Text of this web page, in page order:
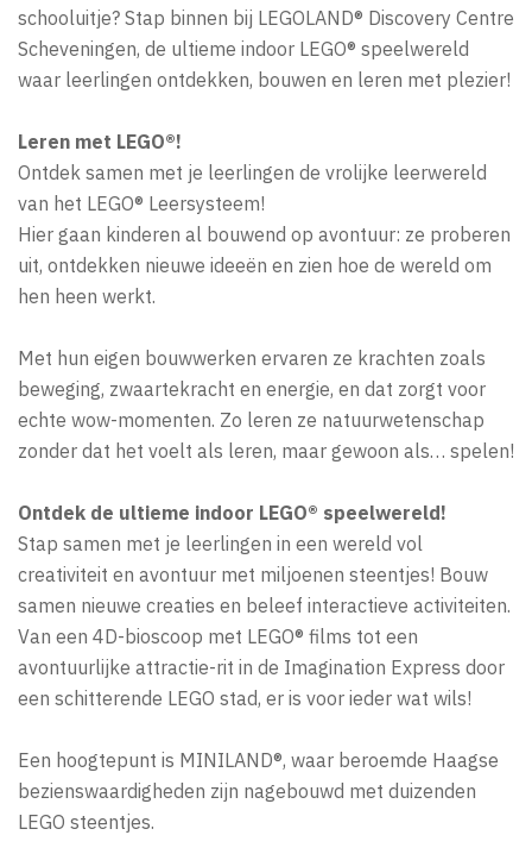
schooluitje? Stap binnen bij LEGOLAND® Discovery Centre
Scheveningen, de ultieme indoor LEGO® speelwereld
waar leerlingen ontdekken, bouwen en leren met plezier!
Leren met LEGO®!
Ontdek samen met je leerlingen de vrolijke leerwereld
van het LEGO® Leersysteem!
Hier gaan kinderen al bouwend op avontuur: ze proberen
uit, ontdekken nieuwe ideeën en zien hoe de wereld om
hen heen werkt.
Met hun eigen bouwwerken ervaren ze krachten zoals
beweging, zwaartekracht en energie, en dat zorgt voor
echte wow-momenten. Zo leren ze natuurwetenschap
zonder dat het voelt als leren, maar gewoon als… spelen!
Ontdek de ultieme indoor LEGO® speelwereld!
Stap samen met je leerlingen in een wereld vol
creativiteit en avontuur met miljoenen steentjes! Bouw
samen nieuwe creaties en beleef interactieve activiteiten.
Van een 4D-bioscoop met LEGO® films tot een
avontuurlijke attractie-rit in de Imagination Express door
een schitterende LEGO stad, er is voor ieder wat wils!
Een hoogtepunt is MINILAND®, waar beroemde Haagse
bezienswaardigheden zijn nagebouwd met duizenden
LEGO steentjes.